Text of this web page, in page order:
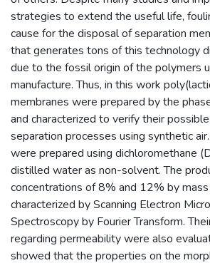
strategies to extend the useful life,
cause for the disposal of separation
that generates tons of this technology
due to the fossil origin of the polymers
manufacture. Thus, in this work
membranes were prepared by the
and characterized to verify their
separation processes using synthetic
were prepared using dichloromethane
distilled water as non-solvent. The
concentrations of 8% and 12% by
characterized by Scanning Electron
Spectroscopy by Fourier Transform.
regarding permeability were also
showed that the properties on the